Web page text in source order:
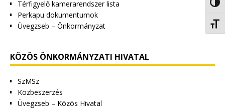
Térfigyelő kamerarendszer lista
Perkapu dokumentumok
Üvegzseb – Önkormányzat
KÖZÖS ÖNKORMÁNYZATI HIVATAL
SzMSz
Közbeszerzés
Üvegzseb – Közös Hivatal